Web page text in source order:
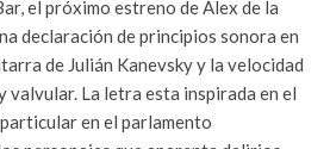
el próximo estreno de Alex de la
declaración de principios sonora en
de Julián Kanevsky y la velocidad
La letra esta inspirada en el
en el parlamento